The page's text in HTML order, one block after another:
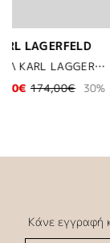
ΜΠΛΟΥΖΑ HUGO - 269 ΜΠΕΖ
45,00€
Κάνε εγγραφή